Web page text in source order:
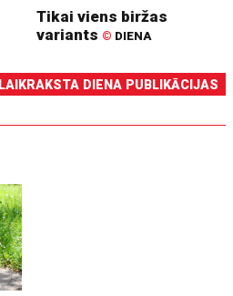
Tikai viens biržas
variants © DIENA
LAIKRAKSTA DIENA PUBLIKĀCIJAS